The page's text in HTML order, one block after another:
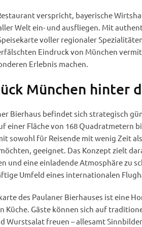
verspricht, bayerische
Welt ein- und ausfliegen. Mit
voller regionaler
Eindruck von München
Erlebnis machen.
München hinter
Bierhaus befindet sich strategisch
einer Fläche von 168 Quadratmetern
sowohl für Reisende mit wenig Zeit
geeignet. Das Konzept zielt
und eine einladende Atmosphäre zu
Umfeld eines internationalen
des Paulaner Bierhauses ist eine
Küche. Gäste können sich auf
Wurstsalat freuen – allesamt